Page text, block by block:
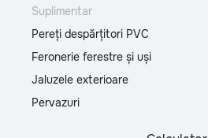
Suplimentar
Pereți despărțitori PVC
Feronerie ferestre și uși
Jaluzele exterioare
Pervazuri